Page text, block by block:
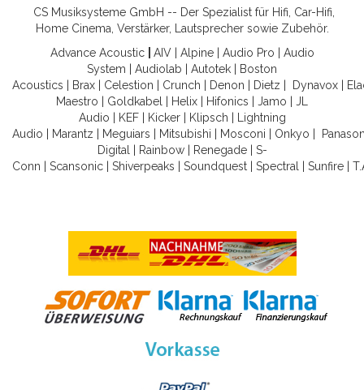
CS Musiksysteme GmbH -- Der Spezialist für Hifi, Car-Hifi,
Home Cinema, Verstärker, Lautsprecher sowie Zubehör.
Advance Acoustic
AIV| Alpine| Audio Pro
Audio
System
Audiolab Autotek
Boston
Acoustics
Brax Celestion Crunch Denon Dietz Dynavox
Maestro
Goldkabel Helix Hifonics Jamo
JL
Audio
KEF| Kicker| Klipsch
Lightning
Audio
Marantz Meguiars Mitsubishi Mosconi Onkyo
Digital
Rainbow| Renegade| S-
Conn
Scansonic Shiverpeaks Soundquest Spectral Sunfire